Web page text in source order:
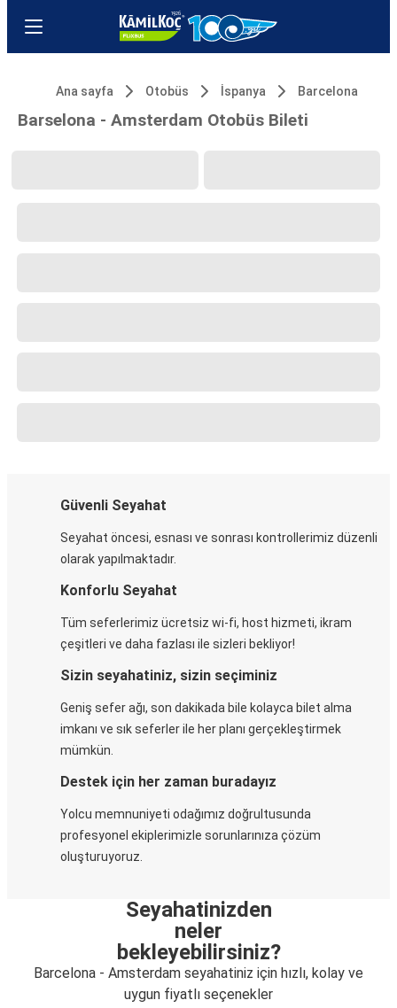
Ana sayfa Otobüs İspanya Barcelona
Barselona - Amsterdam Otobüs Bileti
Güvenli Seyahat
Seyahat öncesi, esnası ve sonrası kontrollerimiz düzenli
olarak yapılmaktadır.
Konforlu Seyahat
Tüm seferlerimiz ücretsiz wi-fi, host hizmeti, ikram
çeşitleri ve daha fazlası ile sizleri bekliyor!
Sizin seyahatiniz, sizin seçiminiz
Geniş sefer ağı, son dakikada bile kolayca bilet alma
imkanı ve sık seferler ile her planı gerçekleştirmek
mümkün.
Destek için her zaman buradayız
Yolcu memnuniyeti odağımız doğrultusunda
profesyonel ekiplerimizle sorunlarınıza çözüm
oluşturuyoruz.
Seyahatinizden
neler
bekleyebilirsiniz?
Barcelona - Amsterdam seyahatiniz için hızlı, kolay ve
uygun fiyatlı seçenekler